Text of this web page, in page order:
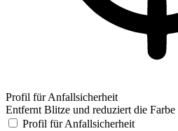
Profil für Anfallsicherheit
Entfernt Blitze und reduziert die Farbe
Profil für Anfallsicherheit